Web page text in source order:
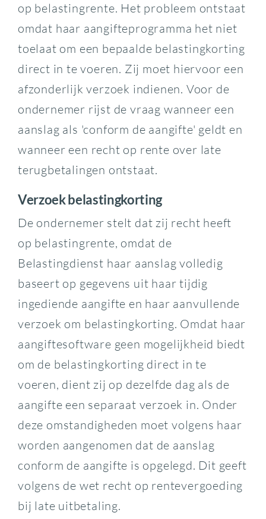
op belastingrente. Het probleem ontstaat
omdat haar aangifteprogramma het niet
toelaat om een bepaalde belastingkorting
direct in te voeren. Zij moet hiervoor een
afzonderlijk verzoek indienen. Voor de
ondernemer rijst de vraag wanneer een
aanslag als 'conform de aangifte' geldt en
wanneer een recht op rente over late
terugbetalingen ontstaat.
Verzoek belastingkorting
De ondernemer stelt dat zij recht heeft
op belastingrente, omdat de
Belastingdienst haar aanslag volledig
baseert op gegevens uit haar tijdig
ingediende aangifte en haar aanvullende
verzoek om belastingkorting. Omdat haar
aangiftesoftware geen mogelijkheid biedt
om de belastingkorting direct in te
voeren, dient zij op dezelfde dag als de
aangifte een separaat verzoek in. Onder
deze omstandigheden moet volgens haar
worden aangenomen dat de aanslag
conform de aangifte is opgelegd. Dit geeft
volgens de wet recht op rentevergoeding
bij late uitbetaling.